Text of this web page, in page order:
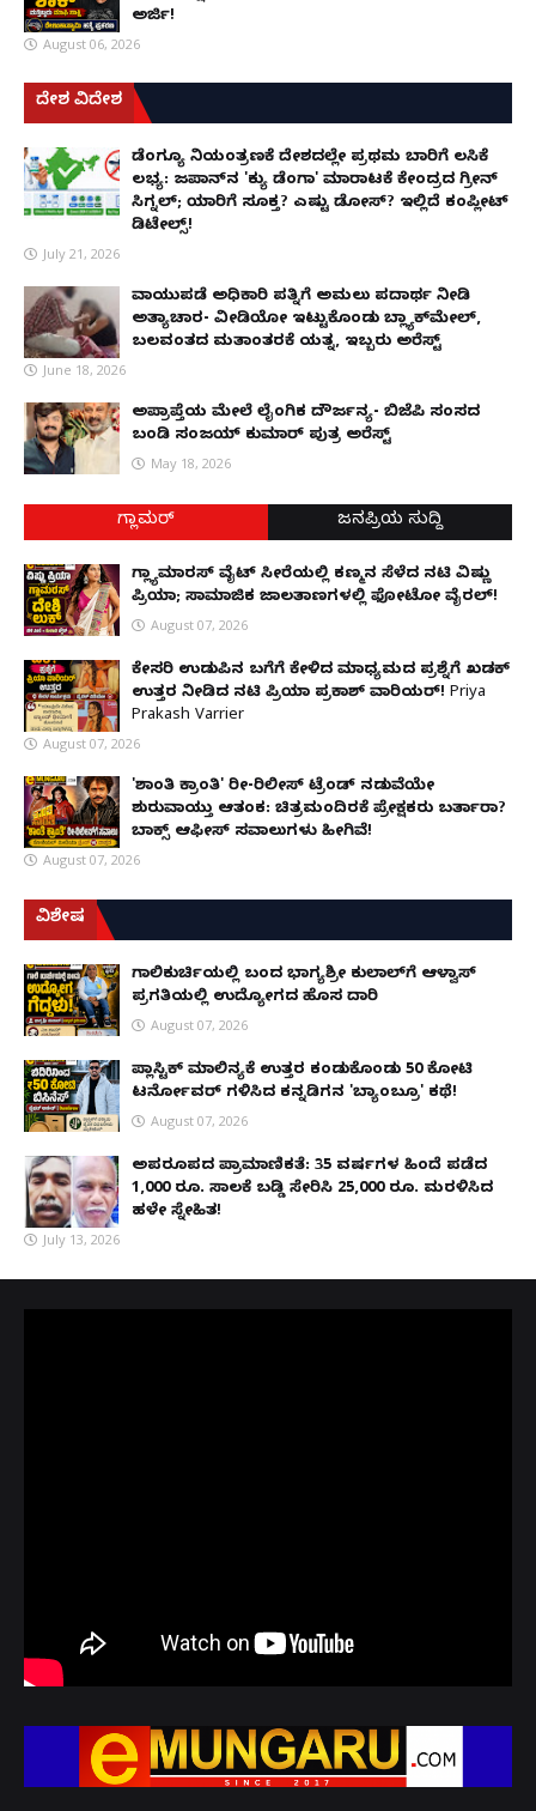
ಅರ್ಜಿ!
August 06, 2026
ದೇಶ ವಿದೇಶ
ಡೆಂಗ್ಯೂ ನಿಯಂತ್ರಣಕ್ಕೆ ದೇಶದಲ್ಲೇ ಪ್ರಥಮ ಬಾರಿಗೆ ಲಸಿಕೆ
ಲಭ್ಯ: ಜಪಾನ್‌ನ 'ಕ್ಯು ಡೆಂಗಾ' ಮಾರಾಟಕ್ಕೆ ಕೇಂದ್ರದ ಗ್ರೀನ್
ಸಿಗ್ನಲ್; ಯಾರಿಗೆ ಸೂಕ್ತ? ಎಷ್ಟು ಡೋಸ್? ಇಲ್ಲಿದೆ ಕಂಪ್ಲೀಟ್
ಡಿಟೇಲ್ಸ್!
July 21, 2026
ವಾಯುಪಡೆ ಅಧಿಕಾರಿ ಪತ್ನಿಗೆ ಅಮಲು ಪದಾರ್ಥ ನೀಡಿ
ಅತ್ಯಾಚಾರ- ವೀಡಿಯೋ ಇಟ್ಟುಕೊಂಡು ಬ್ಲ್ಯಾಕ್‌ಮೇಲ್,
ಬಲವಂತದ ಮತಾಂತರಕ್ಕೆ ಯತ್ನ, ಇಬ್ಬರು ಅರೆಸ್ಟ್
June 18, 2026
ಅಪ್ರಾಪ್ತೆಯ ಮೇಲೆ ಲೈಂಗಿಕ ದೌರ್ಜನ್ಯ- ಬಿಜೆಪಿ ಸಂಸದ
ಬಂಡಿ ಸಂಜಯ್ ಕುಮಾರ್ ಪುತ್ರ ಅರೆಸ್ಟ್
May 18, 2026
ಗ್ಲಾಮರ್ ಜನಪ್ರಿಯ ಸುದ್ದಿ
ಗ್ಲ್ಯಾಮಾರಸ್ ವೈಟ್‌ ಸೀರೆಯಲ್ಲಿ ಕಣ್ಮನ ಸೆಳೆದ ನಟಿ ವಿಷ್ಣು
ಪ್ರಿಯಾ; ಸಾಮಾಜಿಕ ಜಾಲತಾಣಗಳಲ್ಲಿ ಫೋಟೋ ವೈರಲ್!
August 07, 2026
ಕೇಸರಿ ಉಡುಪಿನ ಬಗೆಗೆ ಕೇಳಿದ ಮಾಧ್ಯಮದ ಪ್ರಶ್ನೆಗೆ ಖಡಕ್
ಉತ್ತರ ನೀಡಿದ ನಟಿ ಪ್ರಿಯಾ ಪ್ರಕಾಶ್ ವಾರಿಯರ್! Priya
Prakash Varrier
August 07, 2026
'ಶಾಂತಿ ಕ್ರಾಂತಿ' ರೀ-ರಿಲೀಸ್ ಟ್ರೆಂಡ್ ನಡುವೆಯೇ
ಶುರುವಾಯ್ತು ಆತಂಕ: ಚಿತ್ರಮಂದಿರಕ್ಕೆ ಪ್ರೇಕ್ಷಕರು ಬರ್ತಾರಾ?
ಬಾಕ್ಸ್ ಆಫೀಸ್ ಸವಾಲುಗಳು ಹೀಗಿವೆ!
August 07, 2026
ವಿಶೇಷ
ಗಾಲಿಕುರ್ಚಿಯಲ್ಲಿ ಬಂದ ಭಾಗ್ಯಶ್ರೀ ಕುಲಾಲ್‌ಗೆ ಆಳ್ವಾಸ್
ಪ್ರಗತಿಯಲ್ಲಿ ಉದ್ಯೋಗದ ಹೊಸ ದಾರಿ
August 07, 2026
ಪ್ಲಾಸ್ಟಿಕ್ ಮಾಲಿನ್ಯಕ್ಕೆ ಉತ್ತರ ಕಂಡುಕೊಂಡು ₹50 ಕೋಟಿ
ಟರ್ನೋವರ್ ಗಳಿಸಿದ ಕನ್ನಡಿಗನ 'ಬ್ಯಾಂಬ್ರೂ' ಕಥೆ!
August 07, 2026
ಅಪರೂಪದ ಪ್ರಾಮಾಣಿಕತೆ: 35 ವರ್ಷಗಳ ಹಿಂದೆ ಪಡೆದ
1,000 ರೂ. ಸಾಲಕ್ಕೆ ಬಡ್ಡಿ ಸೇರಿಸಿ 25,000 ರೂ. ಮರಳಿಸಿದ
ಹಳೇ ಸ್ನೇಹಿತ!
July 13, 2026